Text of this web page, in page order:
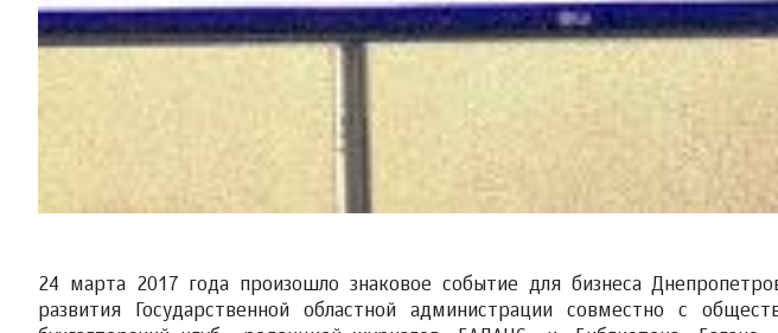
24 марта 2017 года произошло знаковое событие для бизнеса
развития Государственной областной администрации совместно с